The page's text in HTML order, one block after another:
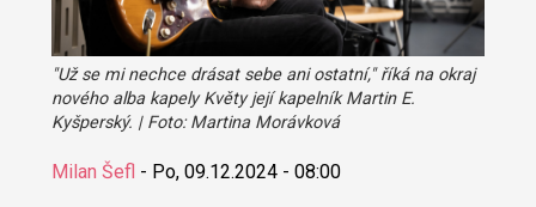
"Už se mi nechce drásat sebe ani ostatní," říká na okraj
nového alba kapely Květy její kapelník Martin E.
Kyšperský. | Foto: Martina Morávková
Milan Šefl - Po, 09.12.2024 - 08:00